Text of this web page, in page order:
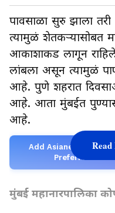
पावसाळा सुरु झाला
त्यामुळं शेतकऱ्यासोबत
आकाशाकड लागून
लांबला असून त्यामुळं
आहे. पुणे शहरात
आहे. आता मुंबईत
आहे.
Add Asianetnews
Preferred
मुंबई महानारपालिका